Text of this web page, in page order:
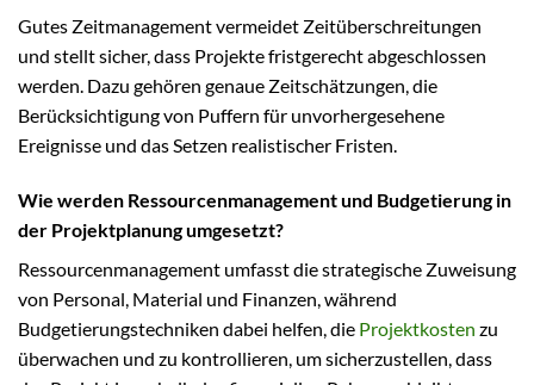
Gutes Zeitmanagement vermeidet Zeitüberschreitungen
und stellt sicher, dass Projekte fristgerecht abgeschlossen
werden. Dazu gehören genaue Zeitschätzungen, die
Berücksichtigung von Puffern für unvorhergesehene
Ereignisse und das Setzen realistischer Fristen.
Wie werden Ressourcenmanagement und Budgetierung in
der Projektplanung umgesetzt?
Ressourcenmanagement umfasst die strategische Zuweisung
von Personal, Material und Finanzen, während
Budgetierungstechniken dabei helfen, die Projektkosten zu
überwachen und zu kontrollieren, um sicherzustellen, dass